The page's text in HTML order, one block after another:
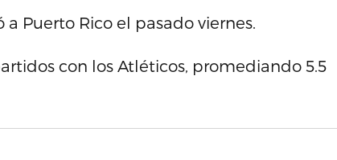
Puerto Rico el pasado viernes.
con los Atléticos, promediando 5.5